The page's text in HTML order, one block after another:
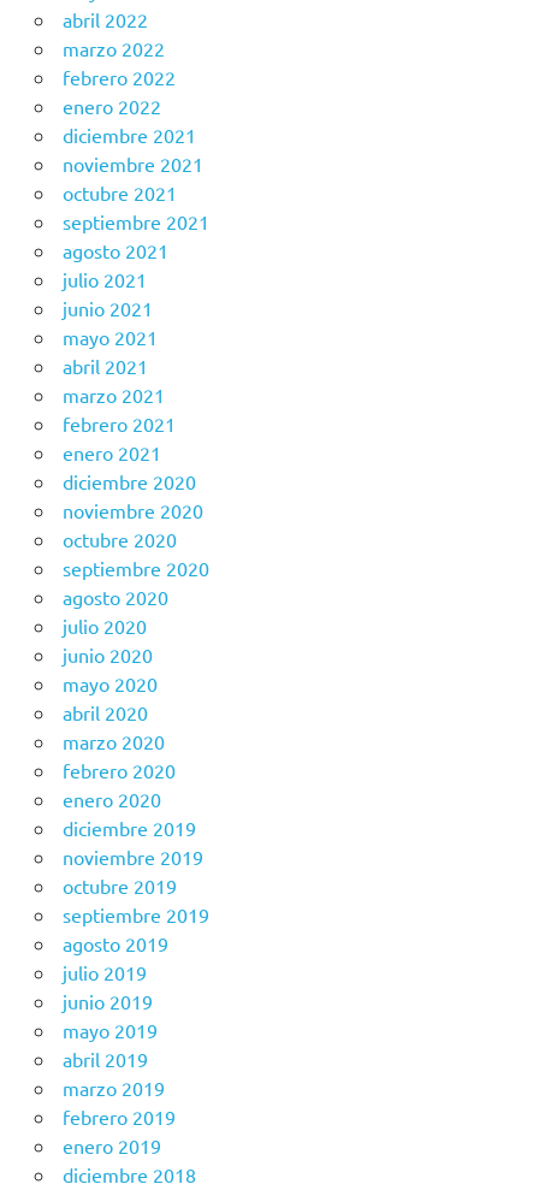
abril 2022
marzo 2022
febrero 2022
enero 2022
diciembre 2021
noviembre 2021
octubre 2021
septiembre 2021
agosto 2021
julio 2021
junio 2021
mayo 2021
abril 2021
marzo 2021
febrero 2021
enero 2021
diciembre 2020
noviembre 2020
octubre 2020
septiembre 2020
agosto 2020
julio 2020
junio 2020
mayo 2020
abril 2020
marzo 2020
febrero 2020
enero 2020
diciembre 2019
noviembre 2019
octubre 2019
septiembre 2019
agosto 2019
julio 2019
junio 2019
mayo 2019
abril 2019
marzo 2019
febrero 2019
enero 2019
diciembre 2018